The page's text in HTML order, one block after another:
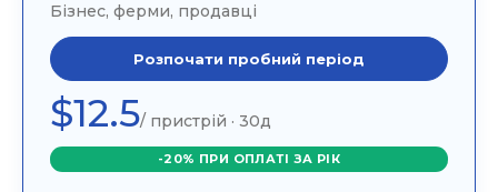
Бізнес, ферми, продавці
Розпочати пробний період
$12.5/ пристрій · 30д
-20% ПРИ ОПЛАТІ ЗА РІК